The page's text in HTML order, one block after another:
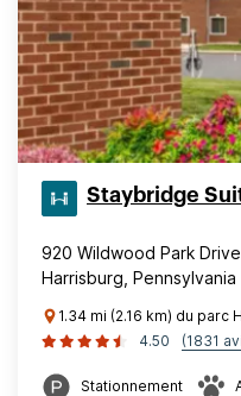
Staybridge
920 Wildwood Park Drive
Harrisburg,
1.34 mi (2.16 km) du parc
4.50
(1831
Stationnement